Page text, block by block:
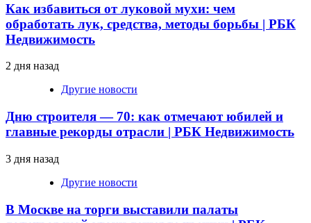
Как избавиться от луковой мухи: чем
обработать лук, средства, методы борьбы | РБК
Недвижимость
2 дня назад
Другие новости
Дню строителя — 70: как отмечают юбилей и
главные рекорды отрасли | РБК Недвижимость
3 дня назад
Другие новости
В Москве на торги выставили палаты